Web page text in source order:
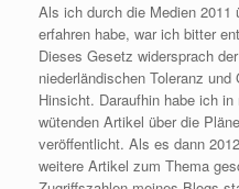
Als ich durch die Medien 2011
erfahren habe, war ich bitter
Dieses Gesetz widersprach
niederländischen Toleranz
Hinsicht. Daraufhin habe ich
wütenden Artikel über die
veröffentlicht. Als es dann
weitere Artikel zum Thema